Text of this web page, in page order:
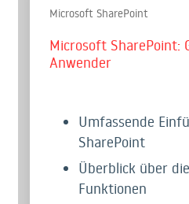
Microsoft SharePoint
Microsoft SharePoint:
Anwender
Umfassende
SharePoint
Überblick über
Funktionen